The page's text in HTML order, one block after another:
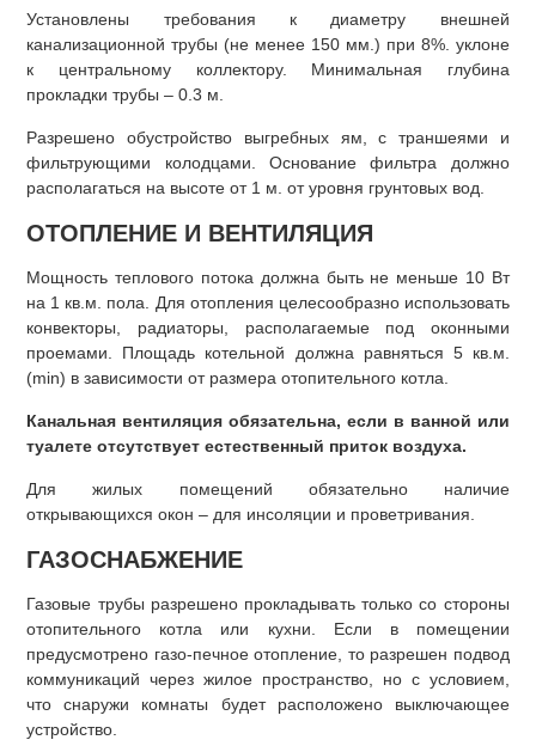
Установлены требования к диаметру внешней
канализационной трубы (не менее 150 мм.) при 8%. уклоне
к центральному коллектору. Минимальная глубина
прокладки трубы – 0.3 м.
Разрешено обустройство выгребных ям, с траншеями и
фильтрующими колодцами. Основание фильтра должно
располагаться на высоте от 1 м. от уровня грунтовых вод.
ОТОПЛЕНИЕ И ВЕНТИЛЯЦИЯ
Мощность теплового потока должна быть не меньше 10 Вт
на 1 кв.м. пола. Для отопления целесообразно использовать
конвекторы, радиаторы, располагаемые под оконными
проемами. Площадь котельной должна равняться 5 кв.м.
(min) в зависимости от размера отопительного котла.
Канальная вентиляция обязательна, если в ванной или
туалете отсутствует естественный приток воздуха.
Для жилых помещений обязательно наличие
открывающихся окон – для инсоляции и проветривания.
ГАЗОСНАБЖЕНИЕ
Газовые трубы разрешено прокладывать только со стороны
отопительного котла или кухни. Если в помещении
предусмотрено газо-печное отопление, то разрешен подвод
коммуникаций через жилое пространство, но с условием,
что снаружи комнаты будет расположено выключающее
устройство.